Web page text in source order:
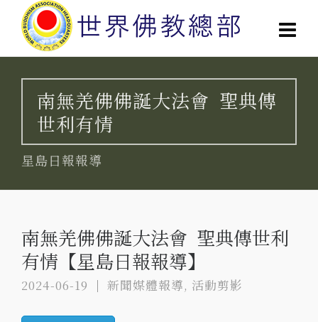
南無羌佛佛誕大法會 聖典傳
世利有情
星島日報報導
南無羌佛佛誕大法會 聖典傳世利
有情【星島日報報導】
2024-06-19 新聞媒體報導, 活動剪影